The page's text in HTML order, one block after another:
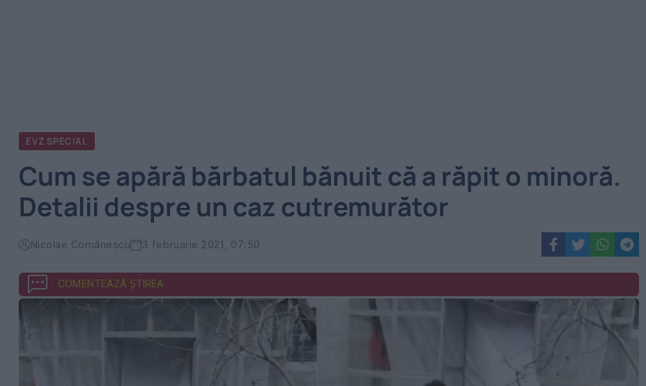
EVZ SPECIAL
Cum se apără bărbatul bănuit că a răpit o minoră.
Detalii despre un caz cutremurător
Nicolae Comănescu 3 februarie 2021, 07:50
COMENTEAZĂ ȘTIREA